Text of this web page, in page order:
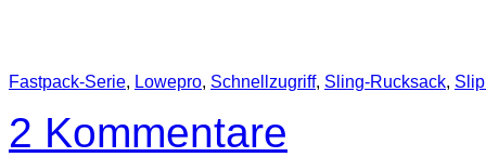
Fastpack-Serie, Lowepro, Schnellzugriff, Sling-Rucksack,
2 Kommentare